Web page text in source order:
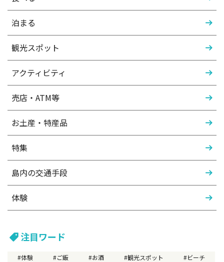
泊まる
観光スポット
アクティビティ
売店・ATM等
お土産・特産品
特集
島内の交通手段
体験
注目ワード
体験 ご飯 お酒 観光スポット ビーチ